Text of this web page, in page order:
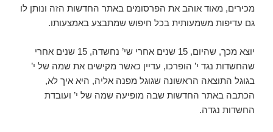
מכירים, מאוד אוהב את הפרסומים באתר החדשות הזה ונותן לו
גם עדיפות משמעותית בכל חיפוש שמתבצע באמצעותו.
יוצא מכך, שהיום, 15 שנים אחרי שי’ נחשדה, 15 שנים אחרי
שהחשדות נגד י’ הופרכו, עדיין כאשר מקישים את שמה של י’
בגוגל התוצאה הראשונה שגוגל מפנה אליה, היא איך לא,
הכתבה באתר החדשות שבה מופיעה שמה של י’ ועובדת
החשדות נגדה.